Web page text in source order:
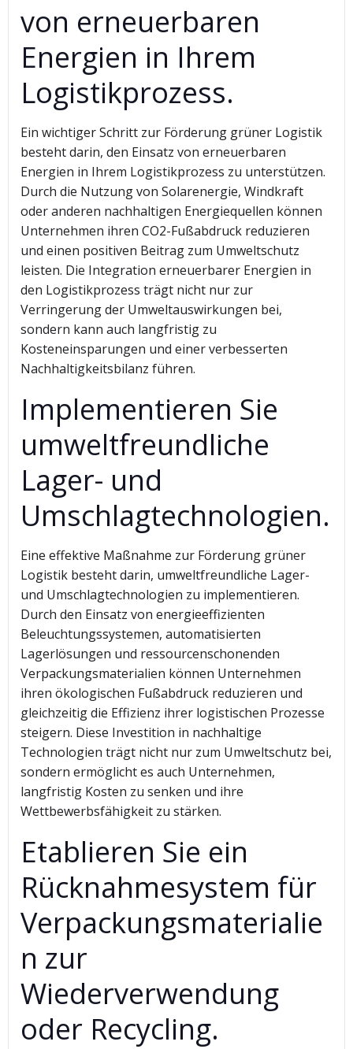
von erneuerbaren
Energien in Ihrem
Logistikprozess.
Ein wichtiger Schritt zur Förderung grüner Logistik
besteht darin, den Einsatz von erneuerbaren
Energien in Ihrem Logistikprozess zu unterstützen.
Durch die Nutzung von Solarenergie, Windkraft
oder anderen nachhaltigen Energiequellen können
Unternehmen ihren CO2-Fußabdruck reduzieren
und einen positiven Beitrag zum Umweltschutz
leisten. Die Integration erneuerbarer Energien in
den Logistikprozess trägt nicht nur zur
Verringerung der Umweltauswirkungen bei,
sondern kann auch langfristig zu
Kosteneinsparungen und einer verbesserten
Nachhaltigkeitsbilanz führen.
Implementieren Sie
umweltfreundliche
Lager- und
Umschlagtechnologien.
Eine effektive Maßnahme zur Förderung grüner
Logistik besteht darin, umweltfreundliche Lager-
und Umschlagtechnologien zu implementieren.
Durch den Einsatz von energieeffizienten
Beleuchtungssystemen, automatisierten
Lagerlösungen und ressourcenschonenden
Verpackungsmaterialien können Unternehmen
ihren ökologischen Fußabdruck reduzieren und
gleichzeitig die Effizienz ihrer logistischen Prozesse
steigern. Diese Investition in nachhaltige
Technologien trägt nicht nur zum Umweltschutz bei,
sondern ermöglicht es auch Unternehmen,
langfristig Kosten zu senken und ihre
Wettbewerbsfähigkeit zu stärken.
Etablieren Sie ein
Rücknahmesystem für
Verpackungsmaterialie
n zur
Wiederverwendung
oder Recycling.